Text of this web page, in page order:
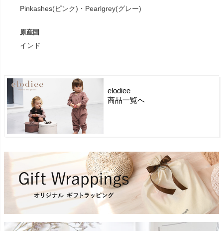
Pinkashes(ピンク)・Pearlgrey(グレー)
原産国
インド
elodiee
商品一覧へ